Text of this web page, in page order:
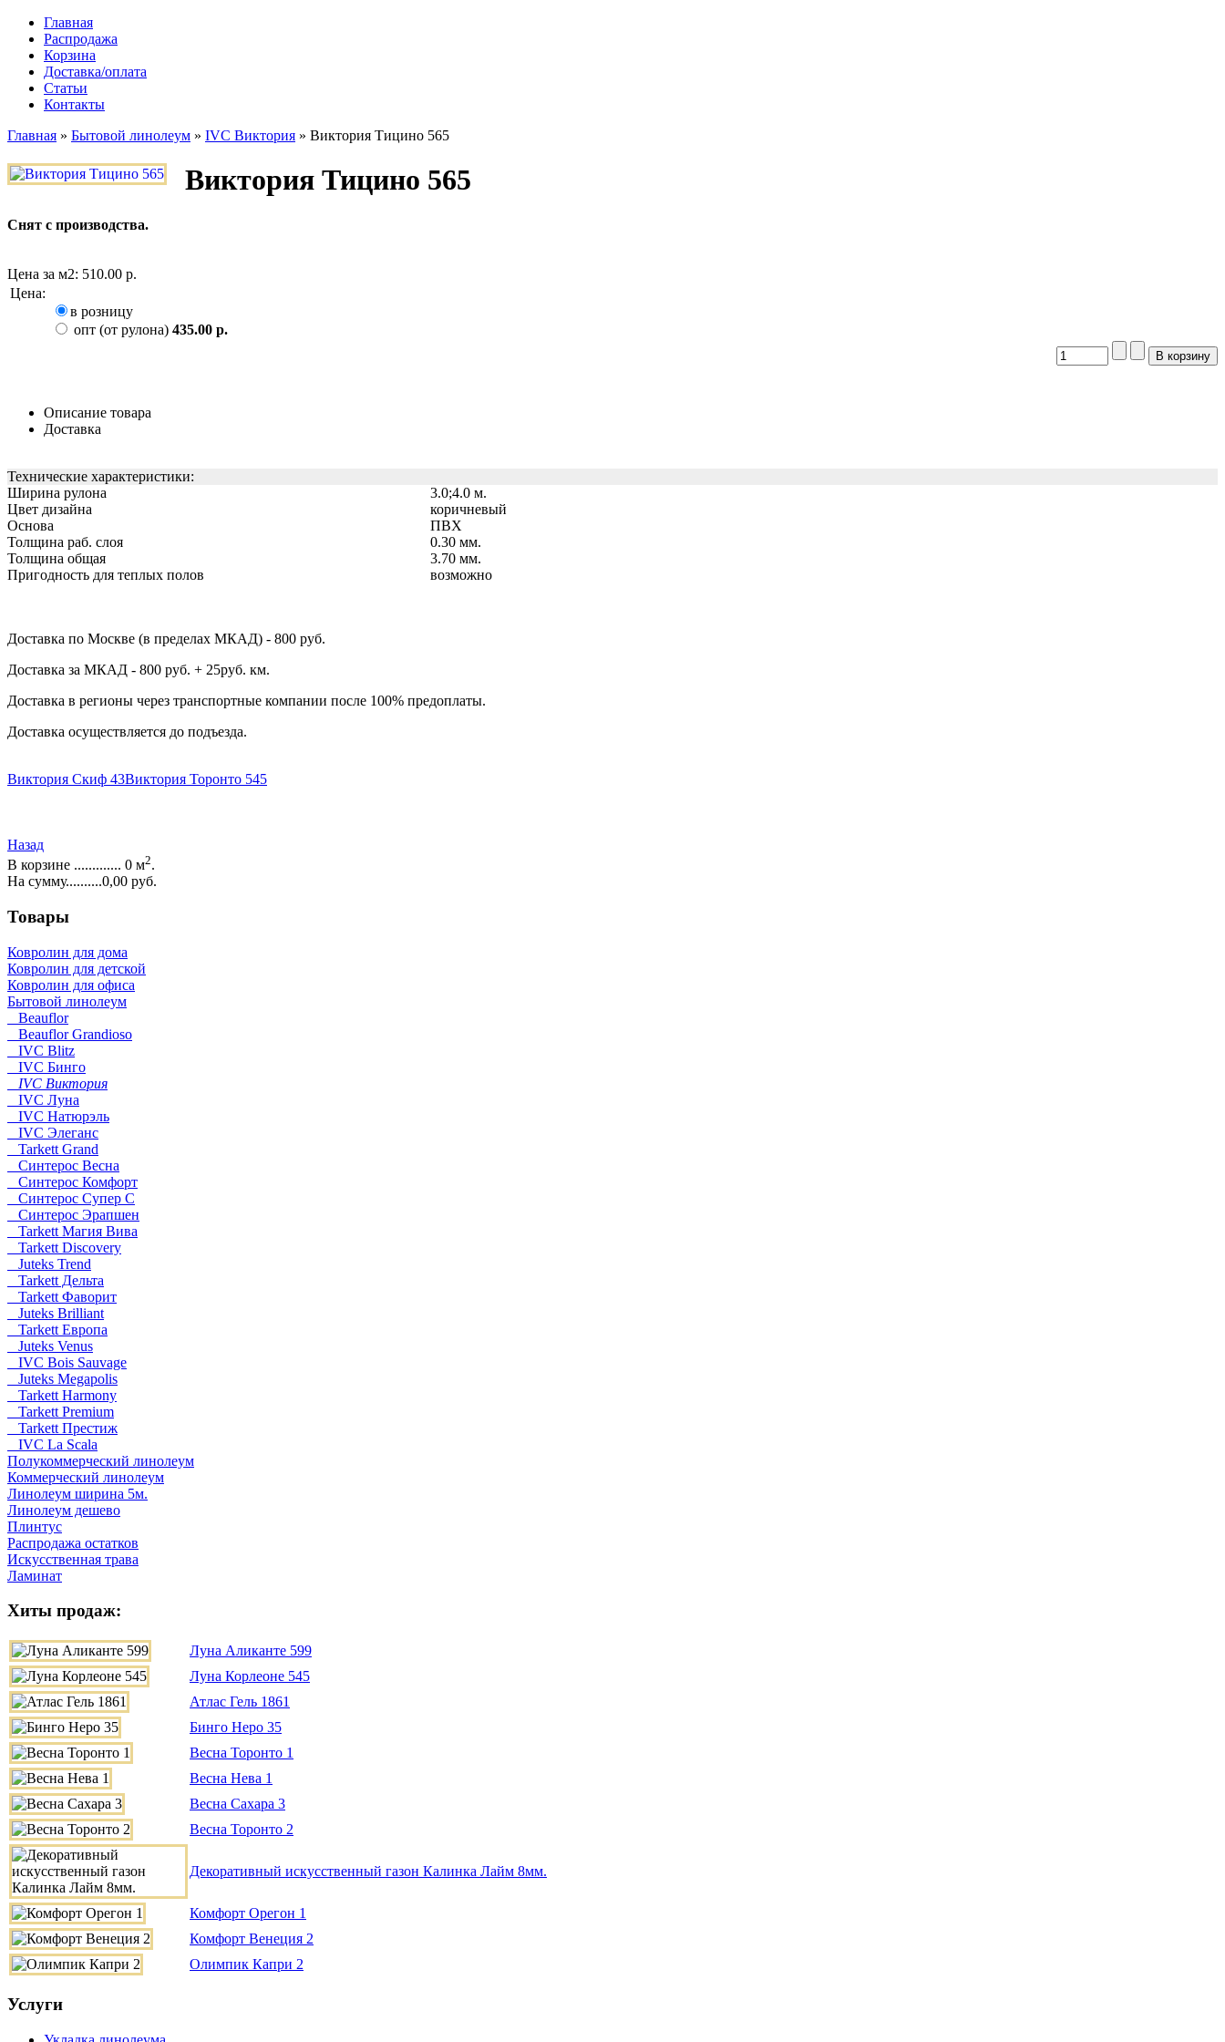
Главная
Распродажа
Корзина
Доставка/оплата
Статьи
Контакты
Главная » Бытовой линолеум » IVC Виктория » Виктория Тицино 565
Виктория Тицино 565
Снят с производства.
Цена за м2: 510.00 р.
Цена:
в розницу
опт (от рулона) 435.00 р.
Описание товара
Доставка
Технические характеристики:
Ширина рулона
3.0;4.0 м.
Цвет дизайна
коричневый
Основа
ПВХ
Толщина раб. слоя
0.30 мм.
Толщина общая
3.70 мм.
Пригодность для теплых полов
возможно
Доставка по Москве (в пределах МКАД) - 800 руб.
Доставка за МКАД - 800 руб. + 25руб. км.
Доставка в регионы через транспортные компании после 100% предоплаты.
Доставка осуществляется до подъезда.
Виктория Скиф 43Виктория Торонто 545
Назад
В корзине ............. 0 м2.
На сумму..........0,00 руб.
Товары
Ковролин для дома
Ковролин для детской
Ковролин для офиса
Бытовой линолеум
Beauflor
Beauflor Grandioso
IVC Blitz
IVC Бинго
IVC Виктория
IVC Луна
IVC Натюрэль
IVC Элеганс
Tarkett Grand
Синтерос Весна
Синтерос Комфорт
Синтерос Супер С
Синтерос Эрапшен
Tarkett Магия Вива
Tarkett Discovery
Juteks Trend
Tarkett Дельта
Tarkett Фаворит
Juteks Brilliant
Tarkett Европа
Juteks Venus
IVC Bois Sauvage
Juteks Megapolis
Tarkett Harmony
Tarkett Premium
Tarkett Престиж
IVC La Scala
Полукоммерческий линолеум
Коммерческий линолеум
Линолеум ширина 5м.
Линолеум дешево
Плинтус
Распродажа остатков
Искусственная трава
Ламинат
Хиты продаж:
Луна Аликанте 599
Луна Корлеоне 545
Атлас Гель 1861
Бинго Неро 35
Весна Торонто 1
Весна Нева 1
Весна Сахара 3
Весна Торонто 2
Декоративный искусственный газон Калинка Лайм 8мм.
Комфорт Орегон 1
Комфорт Венеция 2
Олимпик Капри 2
Услуги